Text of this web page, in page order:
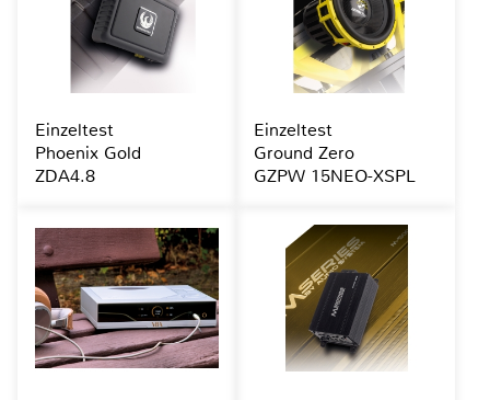
Einzeltest
Phoenix Gold
ZDA4.8
Einzeltest
Ground Zero
GZPW 15NEO-XSPL